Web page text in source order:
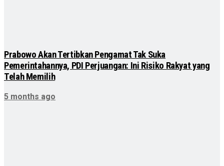
Prabowo Akan Tertibkan Pengamat Tak Suka
Pemerintahannya, PDI Perjuangan: Ini Risiko Rakyat yang
Telah Memilih
5 months ago